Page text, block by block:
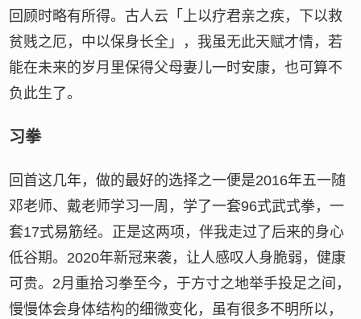
回顾时略有所得。古人云「上以疗君亲之疾，下以救
贫贱之厄，中以保身长全」，我虽无此天赋才情，若
能在未来的岁月里保得父母妻儿一时安康，也可算不
负此生了。
习拳
回首这几年，做的最好的选择之一便是2016年五一随
邓老师、戴老师学习一周，学了一套96式武式拳，一
套17式易筋经。正是这两项，伴我走过了后来的身心
低谷期。2020年新冠来袭，让人感叹人身脆弱，健康
可贵。2月重拾习拳至今，于方寸之地举手投足之间，
慢慢体会身体结构的细微变化，虽有很多不明所以，